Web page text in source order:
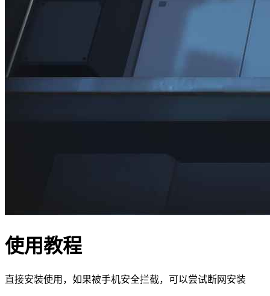
使用教程
直接安装使用，如果被手机安全拦截，可以尝试断网安装